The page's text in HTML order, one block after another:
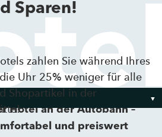
Sparen!
zahlen Sie während Ihres
Uhr 25% weniger für alle
Shopartikel in der
Hotel an der Autobahn –
und preiswert